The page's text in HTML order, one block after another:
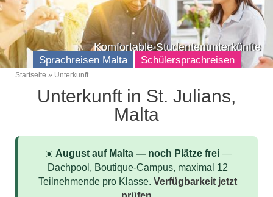
Sprachreisen Malta Schülersprachreisen
Englisch Sprachschule
Nationalitäten-Mix
Lehrer
Komfortable Studentenunterkünfte
Breadcrumb
Startseite Unterkunft
Unterkunft in St. Julians,
Malta
☀️ August auf Malta — noch Plätze frei—
Dachpool, Boutique-Campus, maximal 12
Teilnehmende pro Klasse.Verfügbarkeit jetzt